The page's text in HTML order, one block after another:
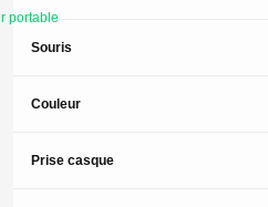
portable
Souris
Couleur
Prise casque